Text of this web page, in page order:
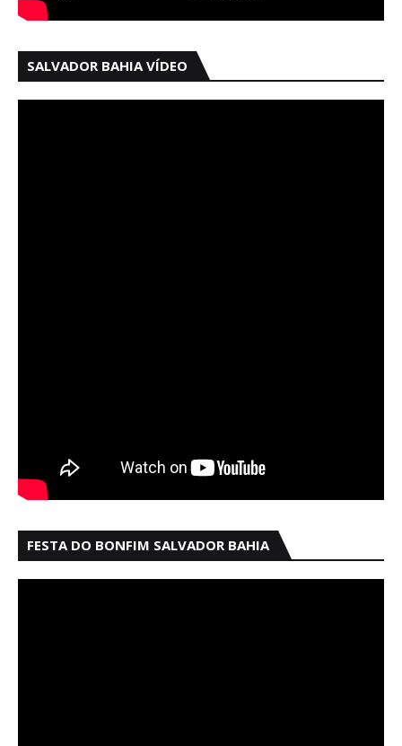
SALVADOR BAHIA VÍDEO
FESTA DO BONFIM SALVADOR BAHIA